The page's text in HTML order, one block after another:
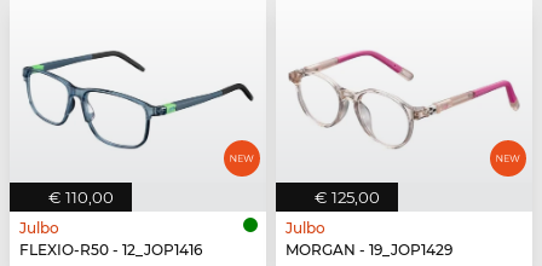
€ 110,00
Julbo
FLEXIO-R50 - 12_JOP1416
€ 125,00
Julbo
MORGAN - 19_JOP1429